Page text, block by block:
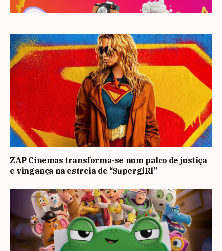
ZAP Cinemas transforma-se num palco de justiça
e vingança na estreia de “SupergiRl”